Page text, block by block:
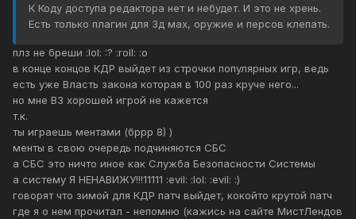
К Коду доступа редактора нет и небудет. И это не хрень.
Есть только плагин для 3д мах, оружие и персов клепать.
плз не бреши :lol: :? :roll: :o
в конце концов КДР выйдет из строчки популярных игр, ведь
есть уже Власть закона которая в 100 раз круче него...
но мне ВЗ хорошей игрой не кажется
т.к.
ты играешь ментами (бррр 8) )
менты в свою очередь подчиняются СБС
а СБС это ничто иное как Служба Безопасности Системы
а систему Я НЕНАВИЖУ!!!11111 :evil: :lol: :evil: :)
говорят что зимой для КДР патч выйдет, кокойто крутой патч
где я о нем прочитал - непомню (кажись на сайте МистЛендов